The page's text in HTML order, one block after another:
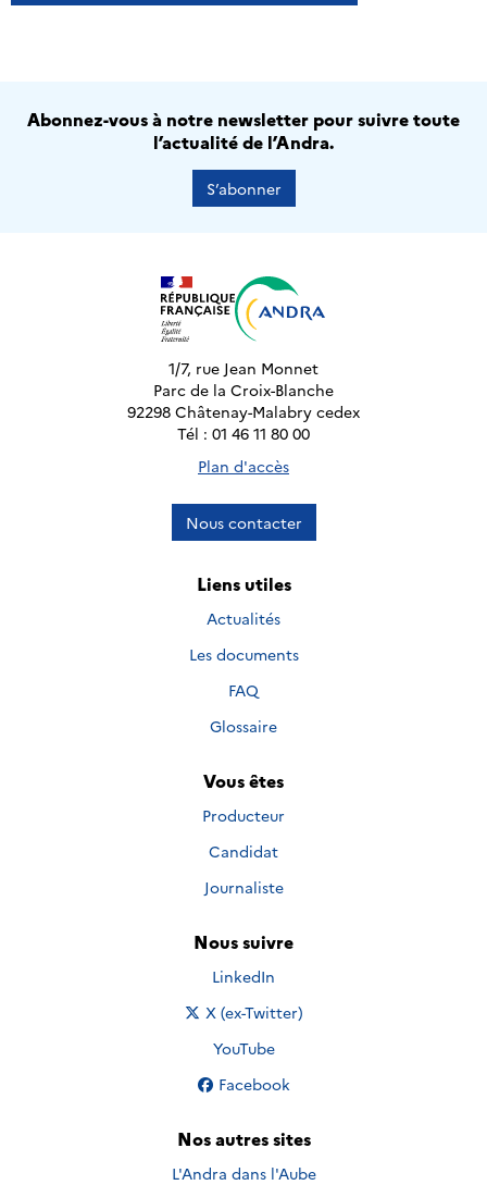
Abonnez-vous à notre newsletter pour suivre toute
l’actualité de l’Andra.
S’abonner
1/7, rue Jean Monnet
Parc de la Croix-Blanche
92298 Châtenay-Malabry cedex
Tél : 01 46 11 80 00
Plan d'accès
Nous contacter
Liens utiles
Actualités
Les documents
FAQ
Glossaire
Vous êtes
Producteur
Candidat
Journaliste
Nous suivre
Nous suivre sur
LinkedIn
Nous suivre sur
X (ex-Twitter)
Nous suivre sur
YouTube
Nous suivre sur
Facebook
Nos autres sites
L'Andra dans l'Aube